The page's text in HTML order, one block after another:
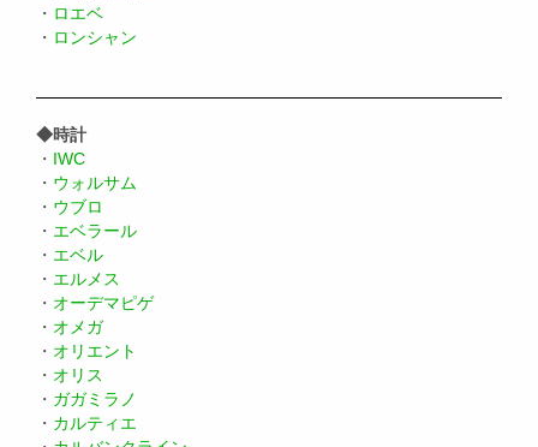
・ ロエベ
・ ロンシャン
◆時計
・ IWC
・ ウォルサム
・ ウブロ
・ エベラール
・ エベル
・ エルメス
・ オーデマピゲ
・ オメガ
・ オリエント
・ オリス
・ ガガミラノ
・ カルティエ